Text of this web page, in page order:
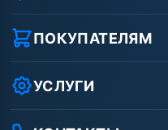
О компании
Реквизиты ООО
Условия соглашения
Вакансии
ПОКУПАТЕЛЯМ
Как заказать?
Оплата
УСЛУГИ
Ремонт АВД